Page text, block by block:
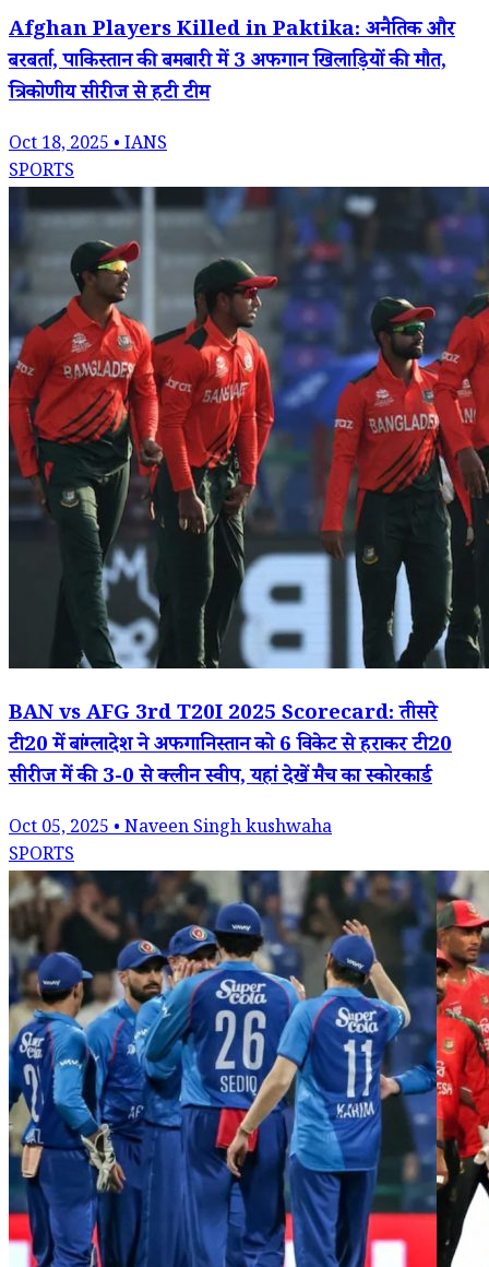
Afghan Players Killed in Paktika: अनैतिक और
बरबर्ता, पाकिस्तान की बमबारी में 3 अफगान खिलाड़ियों की मौत,
त्रिकोणीय सीरीज से हटी टीम
Oct 18, 2025 • IANS
SPORTS
BAN vs AFG 3rd T20I 2025 Scorecard: तीसरे
टी20 में बांग्लादेश ने अफगानिस्तान को 6 विकेट से हराकर टी20
सीरीज में की 3-0 से क्लीन स्वीप, यहां देखें मैच का स्कोरकार्ड
Oct 05, 2025 • Naveen Singh kushwaha
SPORTS